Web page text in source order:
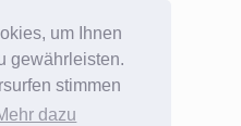
um Ihnen
gewährleisten.
stimmen
dazu